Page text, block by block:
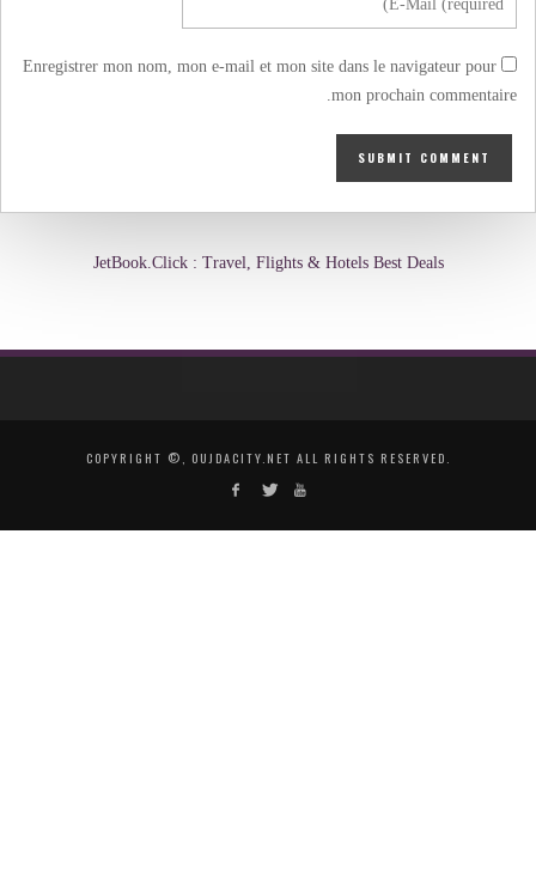
Enregistrer mon nom, mon e-mail et mon site dans le navigateur pour
mon prochain commentaire.
JetBook.Click : Travel, Flights & Hotels Best Deals
COPYRIGHT ©, OUJDACITY.NET ALL RIGHTS RESERVED.